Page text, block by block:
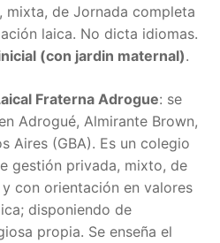
mixta, de Jornada completa
laica. No dicta idiomas.
(con jardin maternal).
Fraterna Adrogue: se
Adrogué, Almirante Brown,
Aires (GBA). Es un colegio
gestión privada, mixto, de
con orientación en valores
disponiendo de
propia. Se enseña el